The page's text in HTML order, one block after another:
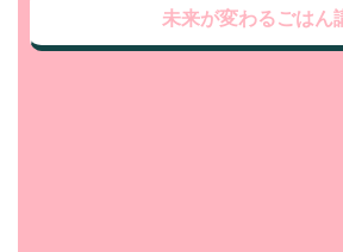
未来が変わるごはん